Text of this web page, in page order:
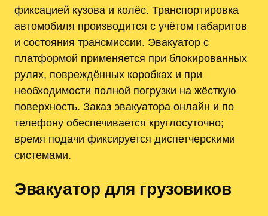
фиксацией кузова и колёс. Транспортировка
автомобиля производится с учётом габаритов
и состояния трансмиссии. Эвакуатор с
платформой применяется при блокированных
рулях, повреждённых коробках и при
необходимости полной погрузки на жёсткую
поверхность. Заказ эвакуатора онлайн и по
телефону обеспечивается круглосуточно;
время подачи фиксируется диспетчерскими
системами.
Эвакуатор для грузовиков